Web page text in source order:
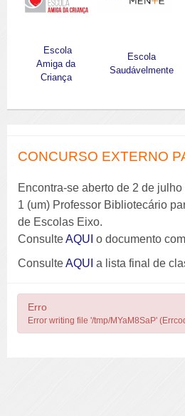
Escola
Amiga da
Criança
Escola
Saudávelmente
CONCURSO EXTERNO
Encontra-se aberto de 2 de
1 (um) Professor Bibliotecário
de Escolas Eixo.
ConsulteAQUI o documento
ConsulteAQUI a lista final de
Erro
Error writing file '/tmp/MYaM8SaP'